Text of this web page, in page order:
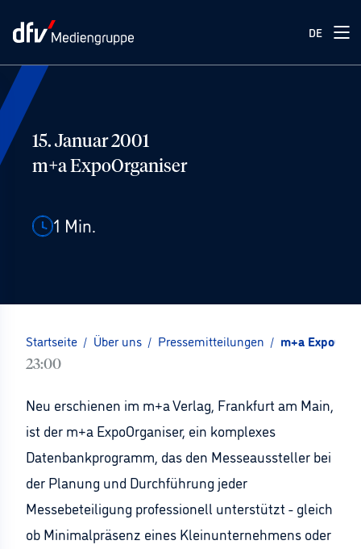
DE
15. Januar 2001
m+a ExpoOrganiser
1 Min.
Startseite / Über uns / Pressemitteilungen / m+a
23:00
Neu erschienen im m+a Verlag, Frankfurt am Main,
ist der m+a ExpoOrganiser, ein komplexes
Datenbankprogramm, das den Messeaussteller bei
der Planung und Durchführung jeder
Messebeteiligung professionell unterstützt - gleich
ob Minimalpräsenz eines Kleinunternehmens oder